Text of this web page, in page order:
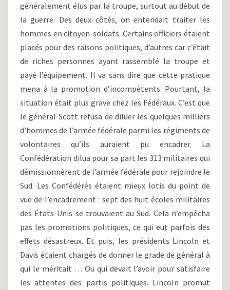
généralement élus par la troupe, surtout au début de
la guerre. Des deux côtés, on entendait traiter les
hommes en citoyen-soldats. Certains officiers étaient
placés pour des raisons politiques, d’autres car c’était
de riches personnes ayant rassemblé la troupe et
payé l’équipement. Il va sans dire que cette pratique
mena à la promotion d’incompétents. Pourtant, la
situation était plus grave chez les Fédéraux. C’est que
le général Scott refusa de diluer les quelques milliers
d’hommes de l’armée fédérale parmi les régiments de
volontaires qu’ils auraient pu encadrer. La
Confédération dilua pour sa part les 313 militaires qui
démissionnèrent de l’armée fédérale pour rejoindre le
Sud. Les Confédérés étaient mieux lotis du point de
vue de l’encadrement : sept des huit écoles militaires
des États-Unis se trouvaient au Sud. Cela n’empêcha
pas les promotions politiques, ce qui eut parfois des
effets désastreux. Et puis, les présidents Lincoln et
Davis étaient chargés de donner le grade de général à
qui le méritait … Ou qui devait l’avoir pour satisfaire
les attentes des partis politiques. Lincoln promut